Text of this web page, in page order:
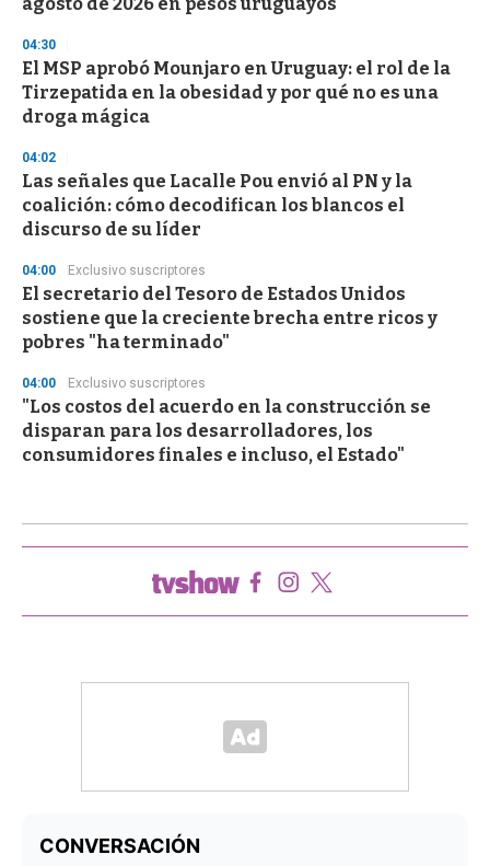
agosto de 2026 en pesos uruguayos
04:30
El MSP aprobó Mounjaro en Uruguay: el rol de la
Tirzepatida en la obesidad y por qué no es una
droga mágica
04:02
Las señales que Lacalle Pou envió al PN y la
coalición: cómo decodifican los blancos el
discurso de su líder
04:00 Exclusivo suscriptores
El secretario del Tesoro de Estados Unidos
sostiene que la creciente brecha entre ricos y
pobres "ha terminado"
04:00 Exclusivo suscriptores
"Los costos del acuerdo en la construcción se
disparan para los desarrolladores, los
consumidores finales e incluso, el Estado"